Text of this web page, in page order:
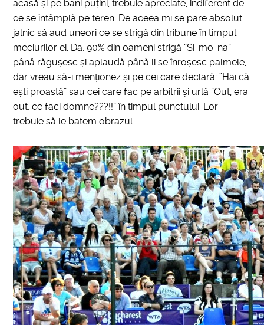
acasă și pe bani puțini, trebuie apreciate, indiferent de
ce se întâmplă pe teren. De aceea mi se pare absolut
jalnic să aud uneori ce se strigă din tribune în timpul
meciurilor ei. Da, 90% din oameni strigă ”Si-mo-na”
până răgușesc și aplaudă până li se înroșesc palmele,
dar vreau să-i menționez și pe cei care declară: ”Hai că
ești proastă” sau cei care fac pe arbitrii și urlă ”Out, era
out, ce faci domne???!!” în timpul punctului. Lor
trebuie să le batem obrazul.